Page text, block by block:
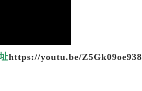
https://youtu.be/Z5Gk09oe938